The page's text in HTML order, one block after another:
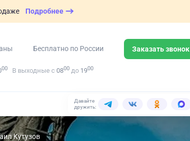
Подробнее
Бесплатно по России Заказать звонок
00 В выходные с 0800 до 1900
Давайте
дружить:
Кутузов